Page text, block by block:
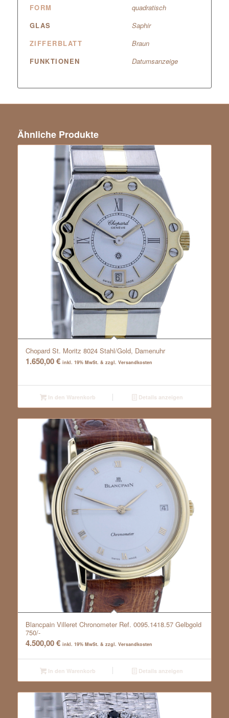
FORM
quadratisch
GLAS
Saphir
ZIFFERBLATT
Braun
FUNKTIONEN
Datumsanzeige
Ähnliche Produkte
Chopard St. Moritz 8024 Stahl/Gold, Damenuhr
1.650,00€ inkl. 19% MwSt. & zzgl. Versandkosten
In den Warenkorb Details anzeigen
Blancpain Villeret Chronometer Ref. 0095.1418.57 Gelbgold
750/-
4.500,00€ inkl. 19% MwSt. & zzgl. Versandkosten
In den Warenkorb Details anzeigen